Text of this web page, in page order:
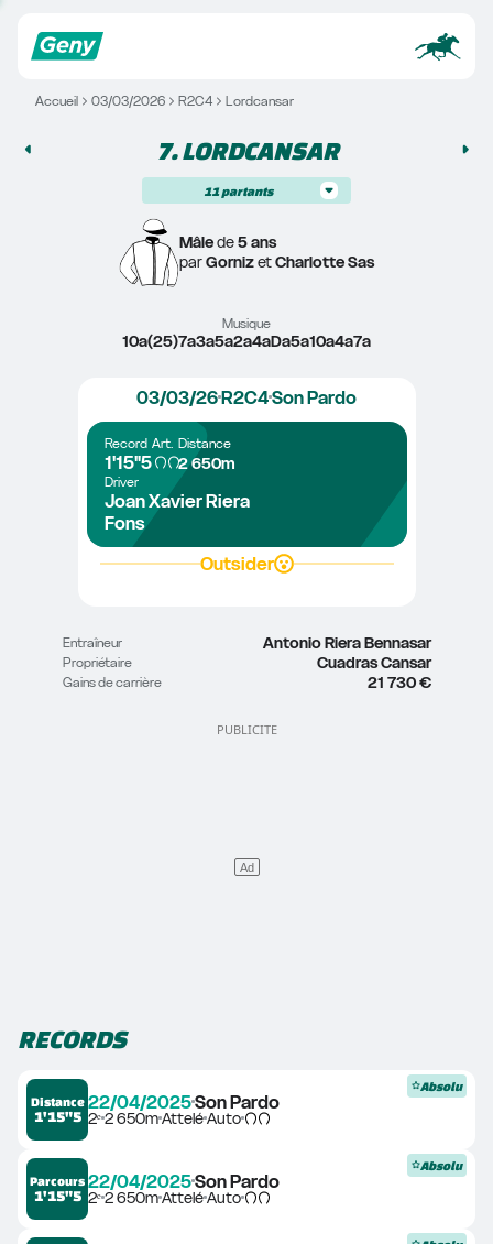
Accueil 03/03/2026 R2C4 Lordcansar
7. LORDCANSAR
11 partants
Mâle de 5 ans
par Gorniz et Charlotte Sas
Musique
10a(25)7a3a5a2a4aDa5a10a4a7a
03/03/26R2C4Son Pardo
Record
1'15"5
Art. Distance
2 650m
Driver
Joan Xavier Riera
Fons
Outsider
Entraîneur Antonio Riera Bennasar
Propriétaire Cuadras Cansar
Gains de carrière 21 730 €
RECORDS
Distance
1'15"5
22/04/2025Son Pardo
2ᵉ2 650mAtteléAuto
Absolu
Parcours
1'15"5
22/04/2025Son Pardo
2ᵉ2 650mAtteléAuto
Absolu